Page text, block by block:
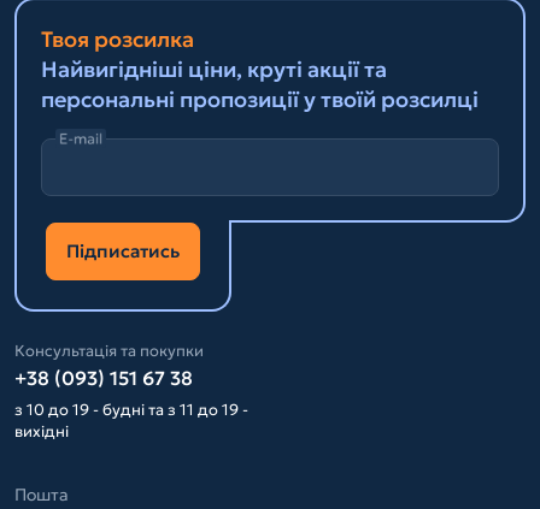
Твоя розсилка
Найвигідніші ціни, круті акції та
персональні пропозиції у твоїй розсилці
E-mail
Підписатись
Консультація та покупки
+38 (093) 151 67 38
з 10 до 19 - будні та з 11 до 19 -
вихідні
Пошта